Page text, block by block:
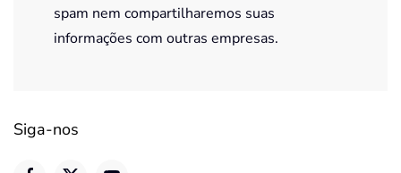
spam nem compartilharemos suas
informações com outras empresas.
Siga-nos